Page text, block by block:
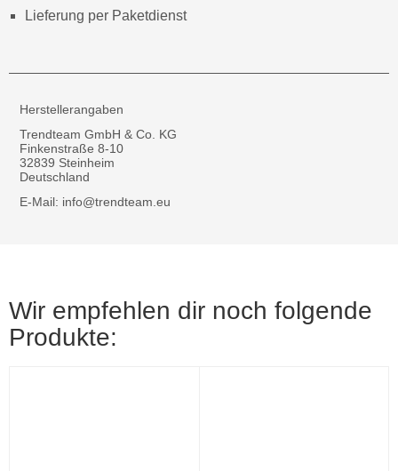
Lieferung per Paketdienst
Herstellerangaben
Trendteam GmbH & Co. KG
Finkenstraße 8-10
32839 Steinheim
Deutschland
E-Mail: info@trendteam.eu
Wir empfehlen dir noch folgende
Produkte: